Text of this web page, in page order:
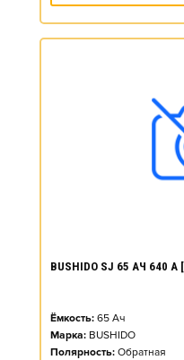
BUSHIDO SJ 65 АЧ 640
Ёмкость: 65 Ач
Марка: BUSHIDO
Полярность: Обратная